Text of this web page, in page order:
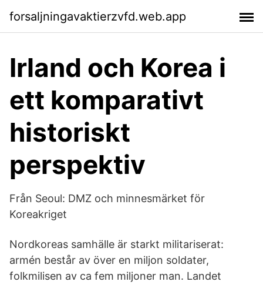
forsaljningavaktierzvfd.web.app
Irland och Korea i
ett komparativt
historiskt
perspektiv
Från Seoul: DMZ och minnesmärket för
Koreakriget
Nordkoreas samhälle är starkt militariserat:
armén består av över en miljon soldater,
folkmilisen av ca fem miljoner man. Landet